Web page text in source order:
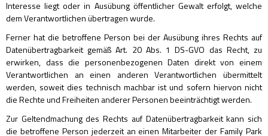
Interesse liegt oder in Ausübung öffentlicher Gewalt erfolgt, welche
dem Verantwortlichen übertragen wurde.
Ferner hat die betroffene Person bei der Ausübung ihres Rechts auf
Datenübertragbarkeit gemäß Art. 20 Abs. 1 DS-GVO das Recht, zu
erwirken, dass die personenbezogenen Daten direkt von einem
Verantwortlichen an einen anderen Verantwortlichen übermittelt
werden, soweit dies technisch machbar ist und sofern hiervon nicht
die Rechte und Freiheiten anderer Personen beeinträchtigt werden.
Zur Geltendmachung des Rechts auf Datenübertragbarkeit kann sich
die betroffene Person jederzeit an einen Mitarbeiter der Family Park